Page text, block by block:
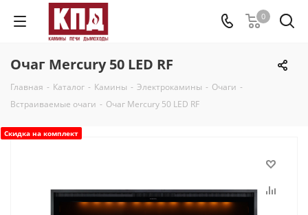
0
Очаг Mercury 50 LED RF
Главная - Каталог - Камины - Электрокамины - Очаги -
Встраиваемые очаги - Очаг Mercury 50 LED RF
Скидка на комплект